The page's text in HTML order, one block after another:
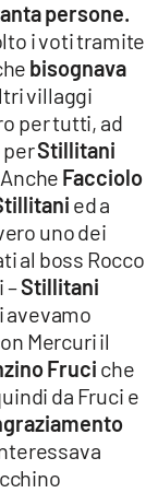
persone.
i voti tramite
bisognava
villaggi
per tutti, ad
perStillitani
Anche Facciolo
ed a
uno dei
al boss Rocco
–Stillitani
avevamo
Mercuri il
Fruci che
da Fruci e